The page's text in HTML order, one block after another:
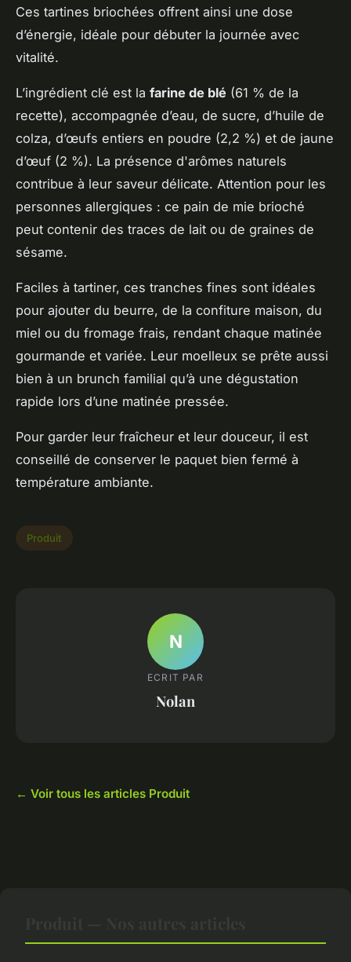
Ces tartines briochées offrent ainsi une dose
d’énergie, idéale pour débuter la journée avec
vitalité.
L’ingrédient clé est la farine de blé (61 % de la
recette), accompagnée d’eau, de sucre, d’huile de
colza, d’œufs entiers en poudre (2,2 %) et de jaune
d’œuf (2 %). La présence d'arômes naturels
contribue à leur saveur délicate. Attention pour les
personnes allergiques : ce pain de mie brioché
peut contenir des traces de lait ou de graines de
sésame.
Faciles à tartiner, ces tranches fines sont idéales
pour ajouter du beurre, de la confiture maison, du
miel ou du fromage frais, rendant chaque matinée
gourmande et variée. Leur moelleux se prête aussi
bien à un brunch familial qu’à une dégustation
rapide lors d’une matinée pressée.
Pour garder leur fraîcheur et leur douceur, il est
conseillé de conserver le paquet bien fermé à
température ambiante.
Produit
N
ECRIT PAR
Nolan
← Voir tous les articles Produit